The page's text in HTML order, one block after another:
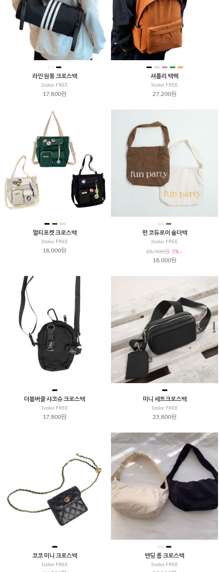
통해
라인 원통 크로스백
2color, FREE
17,800원
셔를리 백팩
5color, FREE
27,200원
멀티포켓 크로스백
3color, FREE
18,000원
펀 코듀로이 숄더백
2color, FREE
18,900원 5% ↓
18,000원
더블버클 샤코슈 크로스백
1color, FREE
17,800원
미니 세트크로스백
1color, FREE
23,800원
코코 미니 크로스백
1color, FREE
밴딩 폼 크로스백
2color, FREE